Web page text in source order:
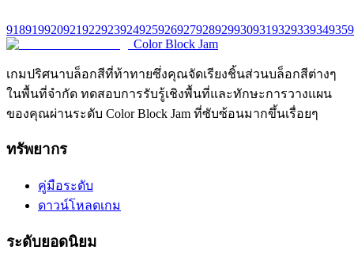
918919920921922923924925926927928929930931932933934935
Color Block Jam
เกมปริศนาบล็อกสีที่ท้าทายซึ่งคุณจัดเรียงชิ้นส่วนบล็อกสีต่างๆ
ในพื้นที่จำกัด ทดสอบการรับรู้เชิงพื้นที่และทักษะการวางแผน
ของคุณผ่านระดับ Color Block Jam ที่ซับซ้อนมากขึ้นเรื่อยๆ
ทรัพยากร
คู่มือระดับ
ดาวน์โหลดเกม
ระดับยอดนิยม